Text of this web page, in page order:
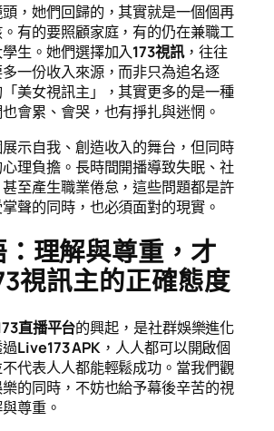
，她們回歸的，其實就是一個個再
有的要照顧家庭，有的仍在兼職工
生。她們選擇加入173視訊，往往
一份收入來源，而非只為追名逐
美女視訊主」，其實更多的是一種
會累、會哭，也有掙扎與迷惘。
示自我、創造收入的舞台，但同時
理負擔。長時間開播導致失眠、社
至產生職業倦怠，這些問題都是許
聲的同時，也必須面對的現實。
：理解與尊重，才
視訊主的正確態度
直播平台的興起，是社群娛樂進化
Live173 APK ，人人都可以開啟個
代表人人都能輕鬆成功。當我們觀
的同時，不妨也給予幕後辛苦的視
尊重。